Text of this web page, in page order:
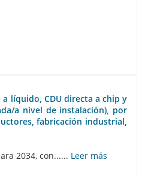
líquido, CDU directa a chip y
a nivel de instalación), por
fabricación industrial,
2034, con...... Leer más